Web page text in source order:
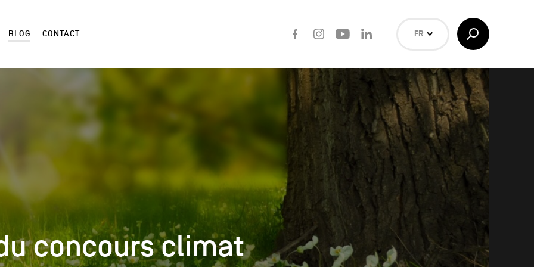
BLOG CONTACT
FacebookInstagramYoutube
FR
EN
Afficher/Masquer
la
Recherche
Rechercher
concours climat
concours climat